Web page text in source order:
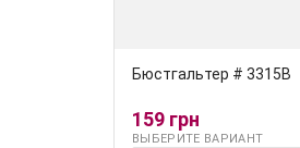
Бюстгальтер # 3315В
159 грн
ВЫБЕРИТЕ ВАРИАНТ